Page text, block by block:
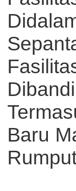
Baru